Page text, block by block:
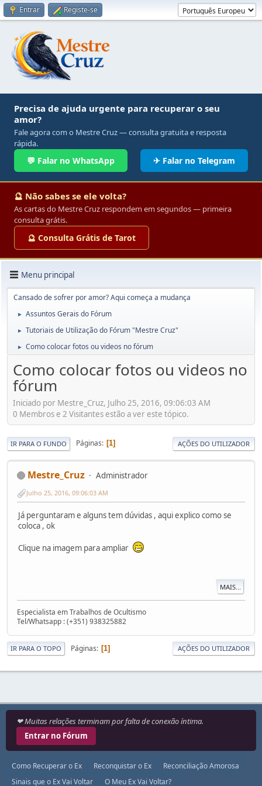
Entrar Registe-se
Precisa de ajuda urgente para recuperar o seu
amor?
Fale agora com o Mestre Cruz — consulta gratuita e resposta
rápida.
💬 Falar no WhatsApp ✈ Falar no Telegram
🔮 Não sabes se ele volta?
As cartas do Mestre Cruz respondem em segundos — primeira
consulta grátis.
🔮 Consulta Grátis de Tarot
Menu principal
Cansado de sofrer por amor? Aqui começa a mudança
► Assuntos Gerais do Fórum
► Tutoriais de Utilização do Fórum "Mestre Cruz"
► Como colocar fotos ou videos no fórum
Como colocar fotos ou videos no
fórum
Iniciado por Mestre_Cruz, Julho 25, 2016, 09:06:03 AM
0 Membros e 2 Visitantes estão a ver este tópico.
IR PARA O FUNDO Páginas 1 AÇÕES DO UTILIZADOR
Mestre_Cruz Administrador
Julho 25, 2016, 09:06:03 AM
Já perguntaram e alguns tem dúvidas , aqui explico como se
coloca , ok
Clique na imagem para ampliar
MAIS...
Especialista em Trabalhos de Ocultismo
Tel/Whatsapp : (+351) 938325882
IR PARA O TOPO Páginas 1 AÇÕES DO UTILIZADOR
❤ Muitas relações terminam por falta de conexão íntima.
Entrar no Fórum
Como Recuperar o Ex Reconquistar o Ex
Reconciliação Amorosa
Sinais que o Ex Vai Voltar
O Meu Ex Vai Voltar?